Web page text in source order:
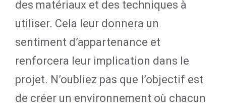
des matériaux et des techniques à
utiliser. Cela leur donnera un
sentiment d’appartenance et
renforcera leur implication dans le
projet. N’oubliez pas que l’objectif est
de créer un environnement où chacun